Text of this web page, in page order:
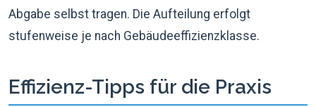
Abgabe selbst tragen. Die Aufteilung erfolgt
stufenweise je nach Gebäudeeffizienzklasse.
Effizienz-Tipps für die Praxis